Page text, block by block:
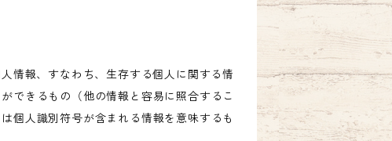
情報、すなわち、生存する個人に関する情
できるもの（他の情報と容易に照合するこ
個人識別符号が含まれる情報を意味するも